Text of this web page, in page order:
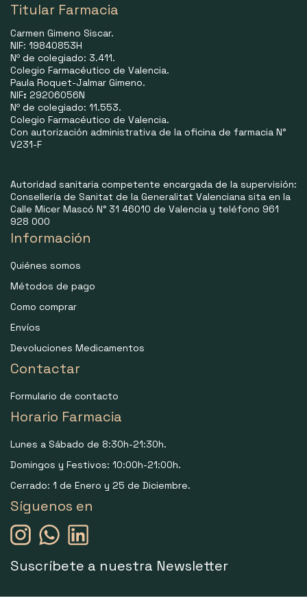
Titular Farmacia
Carmen Gimeno Siscar.
NIF: 19840853H
Nº de colegiado: 3.411.
Colegio Farmacéutico de Valencia.
Paula Roquet-Jalmar Gimeno.
NIF: 29206056N
Nº de colegiado: 11.553.
Colegio Farmacéutico de Valencia.
Con autorización administrativa de la oficina de farmacia N°
V231-F
Autoridad sanitaria competente encargada de la supervisión:
Consellería de Sanitat de la Generalitat Valenciana sita en la
Calle Micer Mascó N° 31 46010 de Valencia y teléfono 961
928 000
Información
Quiénes somos
Métodos de pago
Como comprar
Envíos
Devoluciones Medicamentos
Contactar
Formulario de contacto
Horario Farmacia
Lunes a Sábado de 8:30h-21:30h.
Domingos y Festivos: 10:00h-21:00h.
Cerrado: 1 de Enero y 25 de Diciembre.
Síguenos en
Suscríbete a nuestra Newsletter